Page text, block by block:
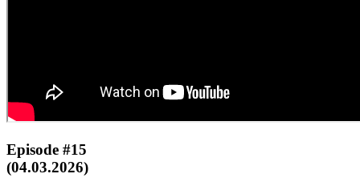
Episode #15
(04.03.2026)